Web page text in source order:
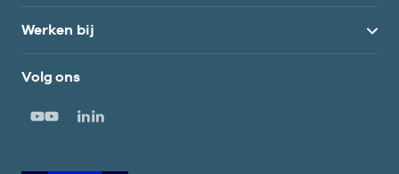
Werken bij
Volg ons